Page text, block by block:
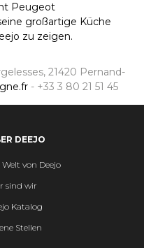
Peugeot
großartige Küche
zu zeigen.
21420 Pernand-
- +33 3 80 21 51 45
DEEJO
Welt von Deejo
sind wir
Katalog
Stellen